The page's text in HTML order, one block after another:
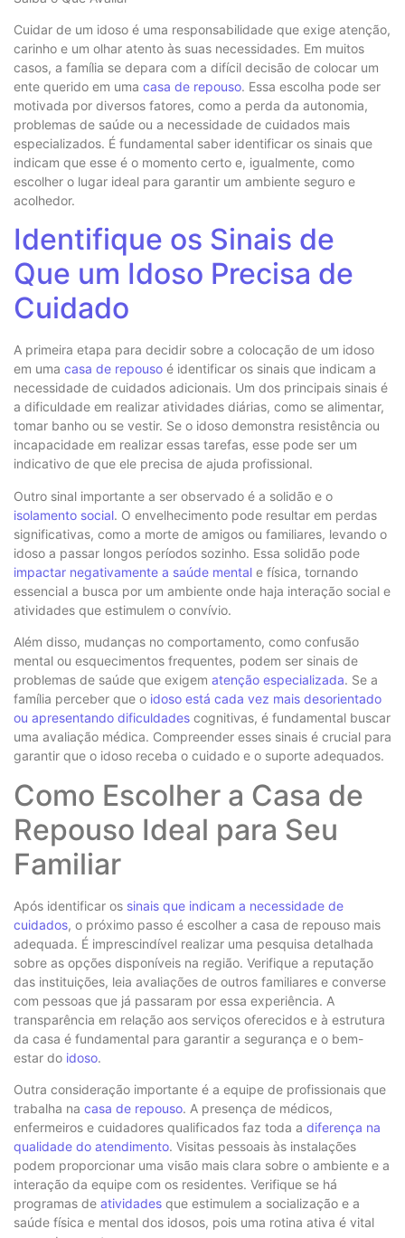
Cuidar de um idoso é uma responsabilidade que exige atenção,
carinho e um olhar atento às suas necessidades. Em muitos
casos, a família se depara com a difícil decisão de colocar um
ente querido em uma casa de repouso. Essa escolha pode ser
motivada por diversos fatores, como a perda da autonomia,
problemas de saúde ou a necessidade de cuidados mais
especializados. É fundamental saber identificar os sinais que
indicam que esse é o momento certo e, igualmente, como
escolher o lugar ideal para garantir um ambiente seguro e
acolhedor.
Identifique os Sinais de
Que um Idoso Precisa de
Cuidado
A primeira etapa para decidir sobre a colocação de um idoso
em uma casa de repouso é identificar os sinais que indicam a
necessidade de cuidados adicionais. Um dos principais sinais é
a dificuldade em realizar atividades diárias, como se alimentar,
tomar banho ou se vestir. Se o idoso demonstra resistência ou
incapacidade em realizar essas tarefas, esse pode ser um
indicativo de que ele precisa de ajuda profissional.
Outro sinal importante a ser observado é a solidão e o
isolamento social. O envelhecimento pode resultar em perdas
significativas, como a morte de amigos ou familiares, levando o
idoso a passar longos períodos sozinho. Essa solidão pode
impactar negativamente a saúde mental e física, tornando
essencial a busca por um ambiente onde haja interação social e
atividades que estimulem o convívio.
Além disso, mudanças no comportamento, como confusão
mental ou esquecimentos frequentes, podem ser sinais de
problemas de saúde que exigem atenção especializada. Se a
família perceber que o idoso está cada vez mais desorientado
ou apresentando dificuldades cognitivas, é fundamental buscar
uma avaliação médica. Compreender esses sinais é crucial para
garantir que o idoso receba o cuidado e o suporte adequados.
Como Escolher a Casa de
Repouso Ideal para Seu
Familiar
Após identificar os sinais que indicam a necessidade de
cuidados, o próximo passo é escolher a casa de repouso mais
adequada. É imprescindível realizar uma pesquisa detalhada
sobre as opções disponíveis na região. Verifique a reputação
das instituições, leia avaliações de outros familiares e converse
com pessoas que já passaram por essa experiência. A
transparência em relação aos serviços oferecidos e à estrutura
da casa é fundamental para garantir a segurança e o bem-
estar do idoso.
Outra consideração importante é a equipe de profissionais que
trabalha na casa de repouso. A presença de médicos,
enfermeiros e cuidadores qualificados faz toda a diferença na
qualidade do atendimento. Visitas pessoais às instalações
podem proporcionar uma visão mais clara sobre o ambiente e a
interação da equipe com os residentes. Verifique se há
programas de atividades que estimulem a socialização e a
saúde física e mental dos idosos, pois uma rotina ativa é vital